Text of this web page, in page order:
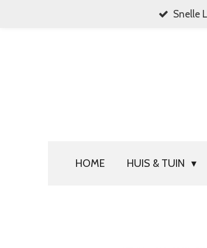
Snelle
HOME HUIS & TUIN